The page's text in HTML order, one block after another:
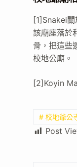
[1]Snakei關
該廟座落於
骨，把這些
校地公廟。
[2]Koyin
# 校地爺公
Post